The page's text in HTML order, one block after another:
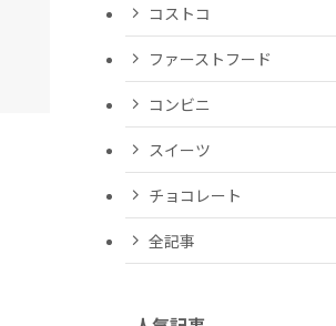
コストコ
ファーストフード
コンビニ
スイーツ
チョコレート
全記事